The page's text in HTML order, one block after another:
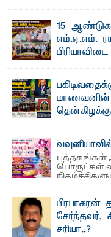
15
எம்.ஏ.எம்.
பிரியாவிடை
மாணவனின்
"ஒ ரு மாணவனின்
கலைக்கப்படாது" என்ற
புத்தகங்கள்
பொருட்கள்
பிரபாகரன்
சேர்ந்தவர்,
சரியா..?